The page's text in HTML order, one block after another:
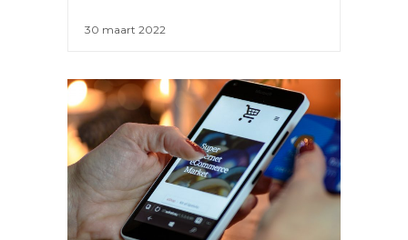
30 maart 2022